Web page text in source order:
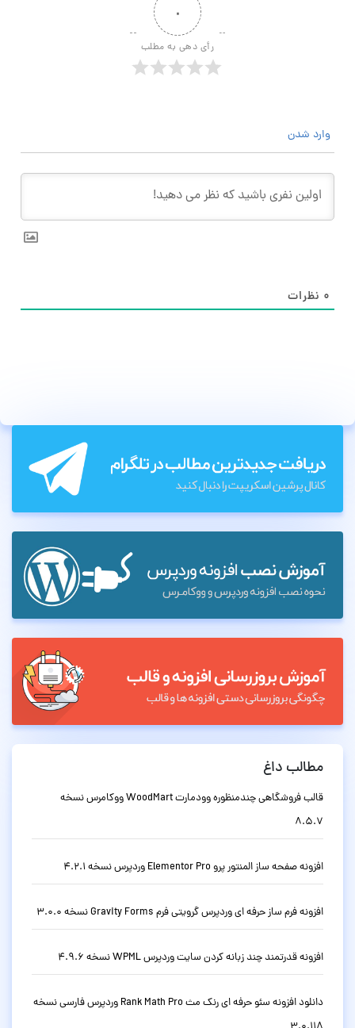
۰
رأی دهی به مطلب
وارد شدن
۰ نظرات
مطالب داغ
قالب فروشگاهی چندمنظوره وودمارت WoodMart ووکامرس نسخه
8.5.7
افزونه صفحه ساز المنتور پرو Elementor Pro وردپرس نسخه 4.2.1
افزونه فرم ساز حرفه ای وردپرس گرویتی فرم Gravity Forms نسخه 3.0.0
افزونه قدرتمند چند زبانه کردن سایت وردپرس WPML نسخه 4.9.6
دانلود افزونه سئو حرفه ای رنک مث Rank Math Pro وردپرس فارسی نسخه